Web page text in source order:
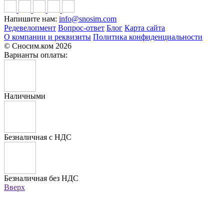
Напишите нам: info@snosim.com
Редевелопмент Вопрос-ответ Блог Карта сайта
О компании и реквизиты Политика конфиденциальности
© Сносим.ком 2026
Варианты оплаты:
Наличными
Безналичная с НДС
Безналичная без НДС
Вверх